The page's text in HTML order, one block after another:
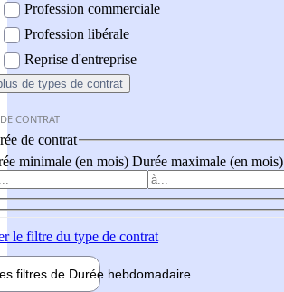
Profession commerciale
Profession libérale
Reprise d'entreprise
de types de contrat
CONTRAT
de contrat
minimale (en mois) Durée maximale (en mois)
le filtre du type de contrat
filtres de Durée hebdomadaire